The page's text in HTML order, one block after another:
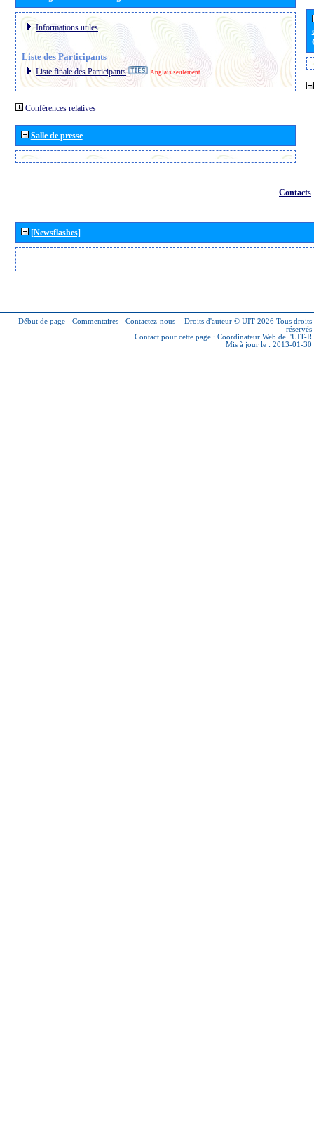
Informations utiles
Liste des Participants
Liste finale des Participants Anglais seulement
Conférences relatives
Salle de presse
Contacts
[Newsflashes]
Début de page - Commentaires - Contactez-nous - Droits d'auteur © UIT 2026 Tous droits
réservés
Contact pour cette page : Coordinateur Web de l'UIT-R
Mis à jour le : 2013-01-30